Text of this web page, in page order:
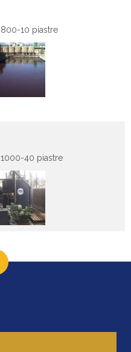
10 piastre
40 piastre